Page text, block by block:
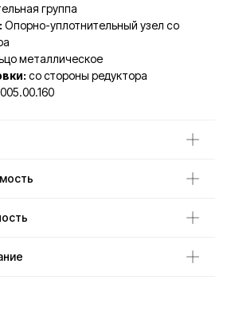
группа
Опорно-уплотнительный узел со
металлическое
со стороны редуктора